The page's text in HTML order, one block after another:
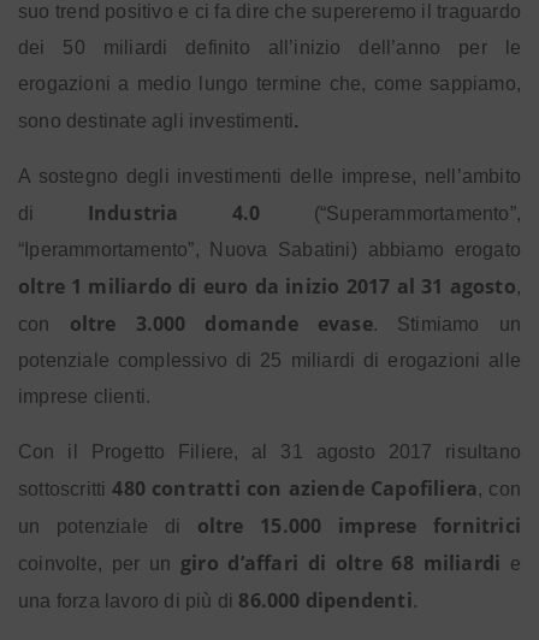
suo trend positivo e ci fa dire che supereremo il traguardo
dei 50 miliardi definito all’inizio dell’anno per le
erogazioni a medio lungo termine che, come sappiamo,
sono destinate agli investimenti.
A sostegno degli investimenti delle imprese, nell’ambito
di
Industria 4.0 (“Superammortamento”,
“Iperammortamento”, Nuova Sabatini) abbiamo erogato
oltre 1 miliardo di euro da inizio 2017 al 31 agosto,
con oltre 3.000 domande evase. Stimiamo un
potenziale complessivo di 25 miliardi di erogazioni alle
imprese clienti.
Con il Progetto Filiere, al 31 agosto 2017 risultano
sottoscritti480 contratti con aziende Capofiliera , con
un potenziale di oltre 15.000 imprese fornitrici
coinvolte, per un giro d’affari di oltre 68 miliardi e
una forza lavoro di più di 86.000 dipendenti.